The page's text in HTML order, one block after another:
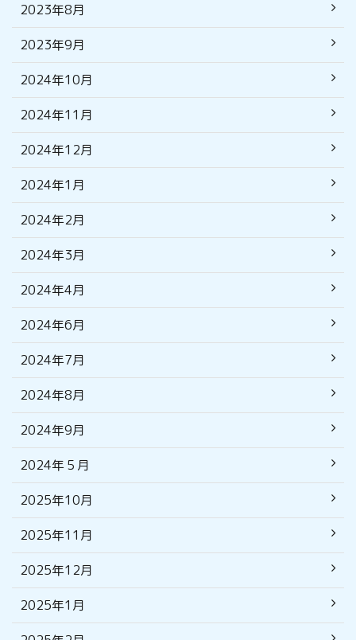
2023年8月
2023年9月
2024年10月
2024年11月
2024年12月
2024年1月
2024年2月
2024年3月
2024年4月
2024年6月
2024年7月
2024年8月
2024年9月
2024年５月
2025年10月
2025年11月
2025年12月
2025年1月